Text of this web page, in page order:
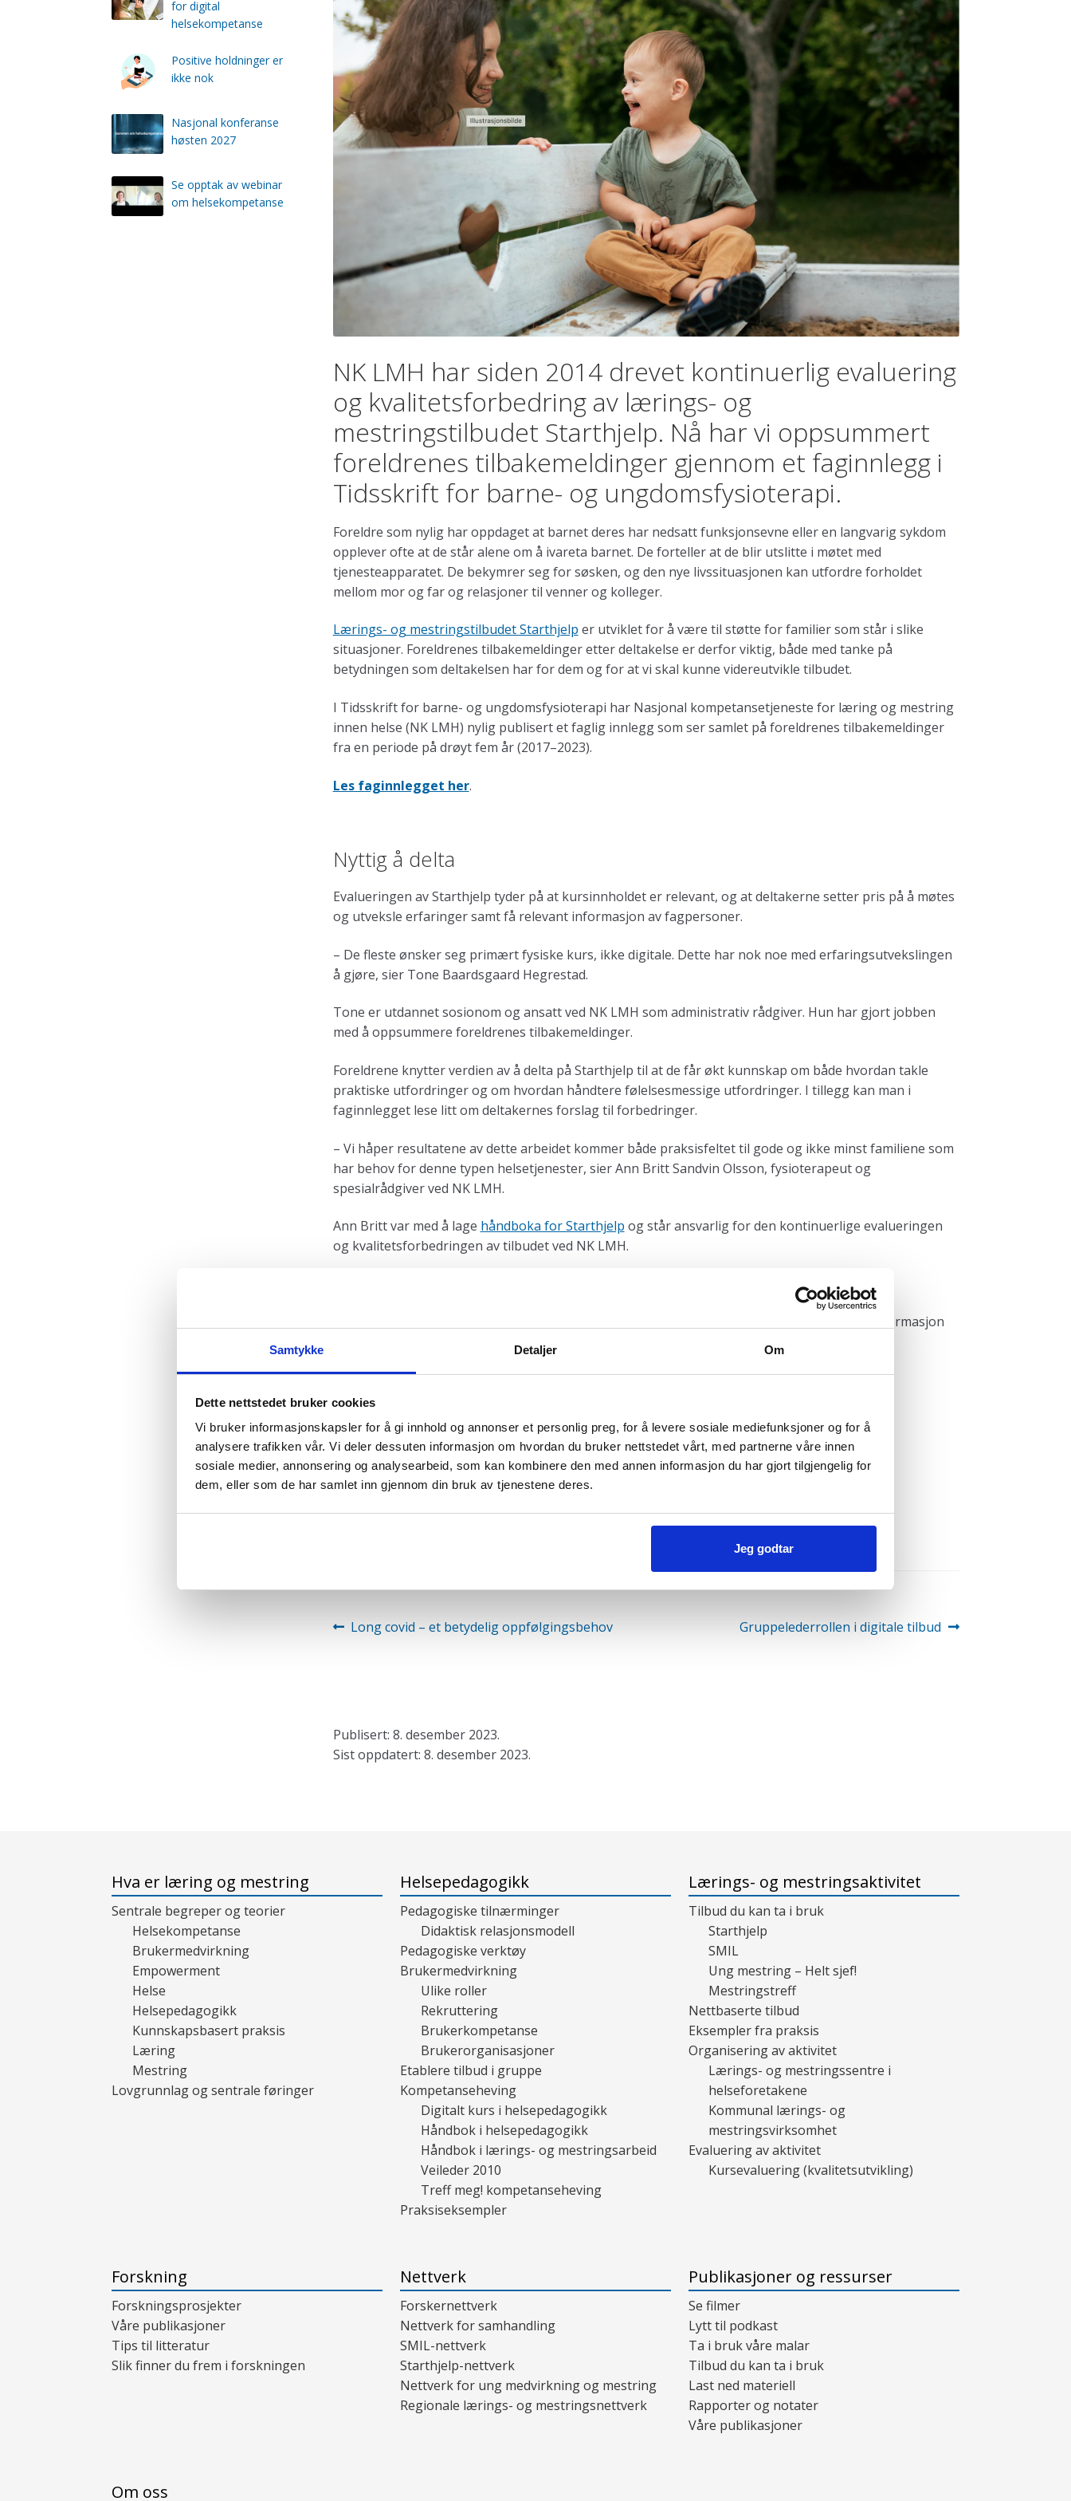
Samtykke Detaljer Om
Dette nettstedet bruker cookies
Vi bruker informasjonskapsler for å gi innhold og annonser et personlig preg, for å levere sosiale mediefunksjoner og for å
analysere trafikken vår. Vi deler dessuten informasjon om hvordan du bruker nettstedet vårt, med partnerne våre innen
sosiale medier, annonsering og analysearbeid, som kan kombinere den med annen informasjon du har gjort tilgjengelig for
dem, eller som de har samlet inn gjennom din bruk av tjenestene deres.
Jeg godtar
NK LMH har siden 2014 drevet kontinuerlig evaluering
og kvalitetsforbedring av lærings- og
mestringstilbudet Starthjelp. Nå har vi oppsummert
foreldrenes tilbakemeldinger gjennom et faginnlegg i
Tidsskrift for barne- og ungdomsfysioterapi.
Foreldre som nylig har oppdaget at barnet deres har nedsatt funksjonsevne eller en langvarig sykdom
opplever ofte at de står alene om å ivareta barnet. De forteller at de blir utslitte i møtet med
tjenesteapparatet. De bekymrer seg for søsken, og den nye livssituasjonen kan utfordre forholdet
mellom mor og far og relasjoner til venner og kolleger.
Lærings- og mestringstilbudet Starthjelp er utviklet for å være til støtte for familier som står i slike
situasjoner. Foreldrenes tilbakemeldinger etter deltakelse er derfor viktig, både med tanke på
betydningen som deltakelsen har for dem og for at vi skal kunne videreutvikle tilbudet.
I Tidsskrift for barne- og ungdomsfysioterapi har Nasjonal kompetansetjeneste for læring og mestring
innen helse (NK LMH) nylig publisert et faglig innlegg som ser samlet på foreldrenes tilbakemeldinger
fra en periode på drøyt fem år (2017–2023).
Les faginnlegget her.
Nyttig å delta
Evalueringen av Starthjelp tyder på at kursinnholdet er relevant, og at deltakerne setter pris på å møtes
og utveksle erfaringer samt få relevant informasjon av fagpersoner.
– De fleste ønsker seg primært fysiske kurs, ikke digitale. Dette har nok noe med erfaringsutvekslingen
å gjøre, sier Tone Baardsgaard Hegrestad.
Tone er utdannet sosionom og ansatt ved NK LMH som administrativ rådgiver. Hun har gjort jobben
med å oppsummere foreldrenes tilbakemeldinger.
Foreldrene knytter verdien av å delta på Starthjelp til at de får økt kunnskap om både hvordan takle
praktiske utfordringer og om hvordan håndtere følelsesmessige utfordringer. I tillegg kan man i
faginnlegget lese litt om deltakernes forslag til forbedringer.
– Vi håper resultatene av dette arbeidet kommer både praksisfeltet til gode og ikke minst familiene som
har behov for denne typen helsetjenester, sier Ann Britt Sandvin Olsson, fysioterapeut og
spesialrådgiver ved NK LMH.
Ann Britt var med å lage håndboka for Starthjelp og står ansvarlig for den kontinuerlige evalueringen
og kvalitetsforbedringen av tilbudet ved NK LMH.
Resultatene fra dette arbeidet vil også presenteres i et gratis webinar den 16. januar. Mer informasjon
Del på Facebook Del på X / Twitter Skriv ut
Innleggsnavigasjon
Forrige
Long covid – et betydelig oppfølgingsbehov
Neste
Gruppelederrollen i digitale tilbud
Publisert: 8. desember 2023.
Sist oppdatert: 8. desember 2023.
for digital
helsekompetanse
Positive holdninger er
ikke nok
Nasjonal konferanse
høsten 2027
Se opptak av webinar
om helsekompetanse
Hva er læring og mestring
Sentrale begreper og teorier
Helsekompetanse
Brukermedvirkning
Empowerment
Helse
Helsepedagogikk
Kunnskapsbasert praksis
Læring
Mestring
Lovgrunnlag og sentrale føringer
Helsepedagogikk
Pedagogiske tilnærminger
Didaktisk relasjonsmodell
Pedagogiske verktøy
Brukermedvirkning
Ulike roller
Rekruttering
Brukerkompetanse
Brukerorganisasjoner
Etablere tilbud i gruppe
Kompetanseheving
Digitalt kurs i helsepedagogikk
Håndbok i helsepedagogikk
Håndbok i lærings- og mestringsarbeid
Veileder 2010
Treff meg! kompetanseheving
Praksiseksempler
Lærings- og mestringsaktivitet
Tilbud du kan ta i bruk
Starthjelp
SMIL
Ung mestring – Helt sjef!
Mestringstreff
Nettbaserte tilbud
Eksempler fra praksis
Organisering av aktivitet
Lærings- og mestringssentre i
helseforetakene
Kommunal lærings- og
mestringsvirksomhet
Evaluering av aktivitet
Kursevaluering (kvalitetsutvikling)
Forskning
Forskningsprosjekter
Våre publikasjoner
Tips til litteratur
Slik finner du frem i forskningen
Nettverk
Forskernettverk
Nettverk for samhandling
SMIL-nettverk
Starthjelp-nettverk
Nettverk for ung medvirkning og mestring
Regionale lærings- og mestringsnettverk
Publikasjoner og ressurser
Se filmer
Lytt til podkast
Ta i bruk våre malar
Tilbud du kan ta i bruk
Last ned materiell
Rapporter og notater
Våre publikasjoner
Om oss